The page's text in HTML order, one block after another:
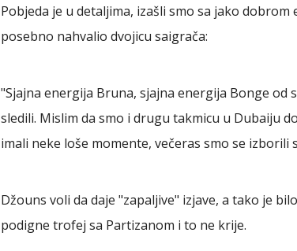
Pobjeda je u detaljima, izašli smo sa jako
posebno nahvalio dvojicu saigrača:
"Sjajna energija Bruna, sjajna energija Bonge od
sledili. Mislim da smo i drugu takmicu u Dubaiju
imali neke loše momente, večeras smo se izborili
Džouns voli da daje "zapaljive" izjave, a tako je
podigne trofej sa Partizanom i to ne krije.